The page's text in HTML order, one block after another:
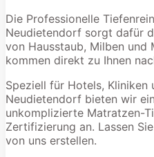
Die Professionelle
Neudietendorf sorgt dafür
von Hausstaub, Milben
kommen direkt zu Ihnen
Speziell für Hotels, Kliniken
Neudietendorf bieten wir
unkomplizierte Matratzen-
Zertifizierung an. Lassen
von uns erstellen.